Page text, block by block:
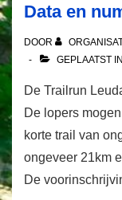
Data en
DOOR
GEPLAATST IN
De Trailrun
De lopers
korte trail van
ongeveer 21km
De